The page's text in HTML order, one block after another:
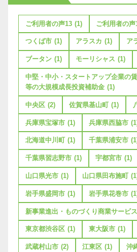
ご利用者の声13 (1) ご利用者の声
つくば市 (1) アラスカ (1) ア
ブータン (1) モーリシャス (1)
中堅・中小・スタートアップ企業の
等の大規模成長投資補助金 (1)
中央区 (2) 佐賀県基山町 (1)
兵庫県宝塚市 (1) 兵庫県西脇市
北海道中川町 (1) 千葉県浦安市
千葉県習志野市 (1) 宇都宮市 (1)
山口県光市 (1) 山口県田布施町
岩手県盛岡市 (1) 岩手県花巻市
新事業進出・ものづくり商業サービ
東京都渋谷区 (1) 東大阪市 (1)
武蔵村山市 (2) 江東区 (1) 沖